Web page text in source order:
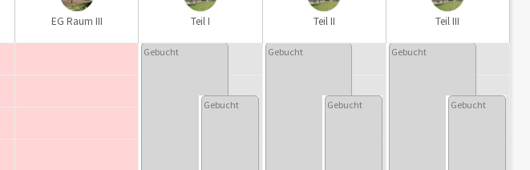
EG Raum III Teil I Teil II Teil III
Gebucht
Gebucht
Gebucht
Gebucht
Gebucht
Gebucht